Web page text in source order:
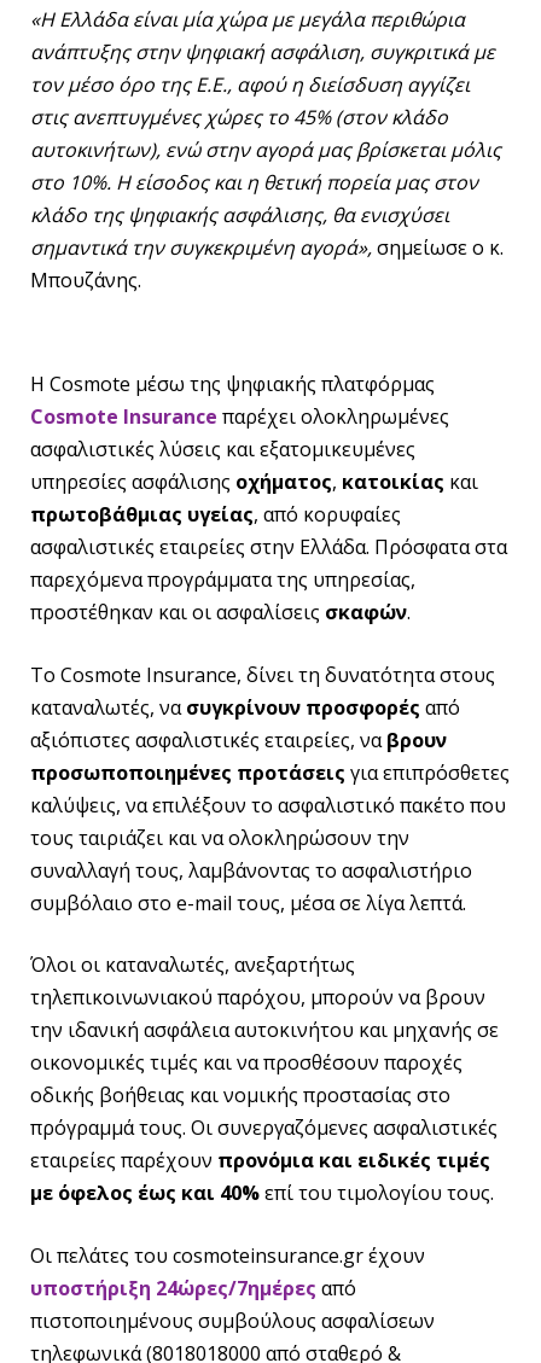
«Η Ελλάδα είναι μία χώρα με μεγάλα περιθώρια
ανάπτυξης στην ψηφιακή ασφάλιση, συγκριτικά με
τον μέσο όρο της Ε.Ε., αφού η διείσδυση αγγίζει
στις ανεπτυγμένες χώρες το 45% (στον κλάδο
αυτοκινήτων), ενώ στην αγορά μας βρίσκεται μόλις
στο 10%. Η είσοδος και η θετική πορεία μας στον
κλάδο της ψηφιακής ασφάλισης, θα ενισχύσει
σημαντικά την συγκεκριμένη αγορά»,σημείωσε ο κ.
Μπουζάνης.
Η Cosmote μέσω της ψηφιακής πλατφόρμας
Cosmote Insurance παρέχει ολοκληρωμένες
ασφαλιστικές λύσεις και εξατομικευμένες
υπηρεσίες ασφάλισης οχήματος, κατοικίας και
πρωτοβάθμιας υγείας, από κορυφαίες
ασφαλιστικές εταιρείες στην Ελλάδα. Πρόσφατα στα
παρεχόμενα προγράμματα της υπηρεσίας,
προστέθηκαν και οι ασφαλίσεις σκαφών.
Το Cosmote Insurance, δίνει τη δυνατότητα στους
καταναλωτές, νασυγκρίνουν προσφορές από
αξιόπιστες ασφαλιστικές εταιρείες, ναβρουν
προσωποποιημένες προτάσεις για επιπρόσθετες
καλύψεις, να επιλέξουν το ασφαλιστικό πακέτο που
τους ταιριάζει και να ολοκληρώσουν την
συναλλαγή τους, λαμβάνοντας το ασφαλιστήριο
συμβόλαιο στο e-mail τους, μέσα σε λίγα λεπτά.
Όλοι οι καταναλωτές, ανεξαρτήτως
τηλεπικοινωνιακού παρόχου, μπορούν να βρουν
την ιδανική ασφάλεια αυτοκινήτου και μηχανής σε
οικονομικές τιμές και να προσθέσουν παροχές
οδικής βοήθειας και νομικής προστασίας στο
πρόγραμμά τους. Οι συνεργαζόμενες ασφαλιστικές
εταιρείες παρέχουν προνόμια και ειδικές τιμές
με όφελος έως και 40%επί του τιμολογίου τους.
Οι πελάτες του cosmoteinsurance.gr έχουν
υποστήριξη 24ώρες/7ημέρες από
πιστοποιημένους συμβούλους ασφαλίσεων
τηλεφωνικά (8018018000 από σταθερό &